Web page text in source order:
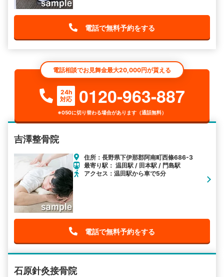
電話で無料予約をする
電話相談でお見舞金最大20,000円が貰える
24h
対応
0120-963-887
※050に切り替わる場合があります（通話無料）
吉澤整骨院
住所：長野県下伊那郡阿南町西條686-3
最寄り駅： 温田駅 / 田本駅 / 門島駅
アクセス：温田駅から車で5分
電話で無料予約をする
石原針灸接骨院